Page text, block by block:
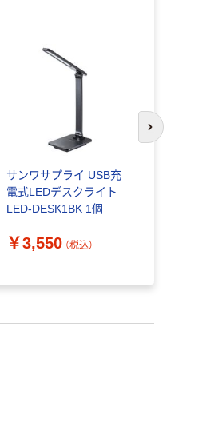
サンワサプライ USB充
電式LEDデスクライト
LED-DESK1BK 1個
￥3,550 （税込）
次のスライド